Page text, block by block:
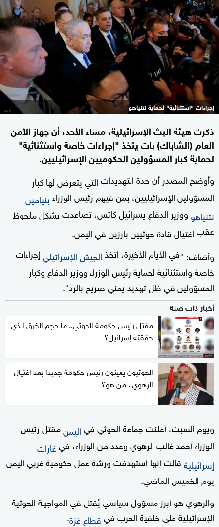
إجراءات "استثنائية" لحماية نتنياهو
ذكرت هيئة البث الإسرائيلية، مساء الأحد، أن جهاز الأمن
العام (الشاباك) بات يتخذ "إجراءات خاصة واستثنائية"
لحماية كبار المسؤولين الحكوميين الإسرائيليين.
وأوضح المصدر أن حدة التهديداتالتي يتعرض لها كبار
المسؤولين الإسرائيليين، بمن فيهم رئيس الوزراء بنيامين
نتنياهو ووزير الدفاع يسرائيل كاتس، تصاعدتبشكل ملحوظ
عقباغتيال قادة حوثيين بارزين في اليمن.
وأضاف: "في الأيام الأخيرة، اتخذالجيش الإسرائيليإجراءات
خاصة واستثنائية لحماية رئيس الوزراء ووزير الدفاع وكبار
المسؤولين في ظل تهديد يمني صريح بالرد".
أخبار ذات صلة
مقتل رئيس حكومة الحوثي.. ما حجم الخرق الذي
حققته إسرائيل؟
الحوثيون يعينون رئيس حكومة جديدا بعد اغتيال
الرهوي.. من هو؟
ويوم السبت، أعلنت جماعة الحوثي فياليمنمقتل رئيس
الوزراء أحمد غالب الرهوي وعدد من الوزراء، فيغارات
إسرائيليةقالت إنها استهدفت ورشة عمل حكومية غربي اليمن
يوم الخميس الماضي.
والرهوي هو أبرز مسؤول سياسي يُقتل في المواجهة الحوثية
الإسرائيلية على خلفية الحرب فيقطاع غزة.